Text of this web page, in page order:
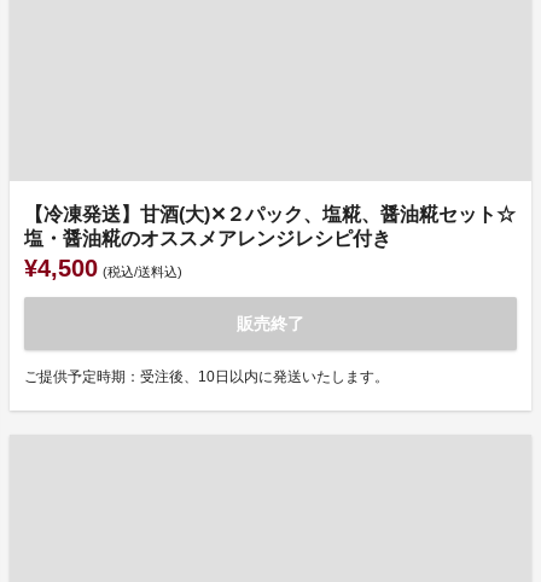
【冷凍発送】甘酒(大)✕２パック、塩糀、醤油糀セット☆
塩・醤油糀のオススメアレンジレシピ付き
¥4,500 (税込/送料込)
販売終了
ご提供予定時期：受注後、10日以内に発送いたします。